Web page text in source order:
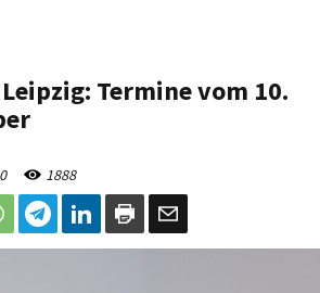
Termine vom 10.
0 1888